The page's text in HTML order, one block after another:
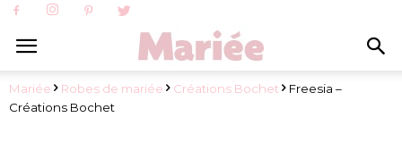
Mariée Robes de mariée Créations Bochet
Freesia –
Créations Bochet